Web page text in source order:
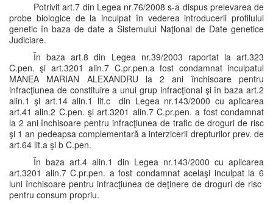
Potrivit art.7 din Legea nr.76/2008 s-a dispus prelevarea de
probe biologice de la inculpat în vederea introducerii profilului
genetic în baza de date a Sistemului Naţional de Date genetice
Judiciare.
În baza art.8 din Legea nr.39/2003 raportat la art.323
C.pen. şi art.3201 alin.7 C.pr.pen.a fost condamnat inculpatul
MANEA MARIAN ALEXANDRU la 2 ani închisoare pentru
infracţiunea de constituire a unui grup infracţional şi în baza art.2
alin.1 şi art.14 alin.1 lit.c din Legea nr.143/2000 cu aplicarea
art.41 alin.2 C.pen. şi art.3201 alin.7 C.pr.pen. a fost condamnat
la 2 ani închisoare pentru infracţiunea de trafic de droguri de risc
şi 1 an pedeapsa complementară a interzicerii drepturilor prev. de
art.64 lit.a şi b C.pen.
În baza art.4 alin.1 din Legea nr.143/2000 cu aplicarea
art.3201 alin.7 C.pr.pen. a fost condamnat acelaşi inculpat la 6
luni închisoare pentru infracţiunea de deţinere de droguri de risc
pentru consum propriu.